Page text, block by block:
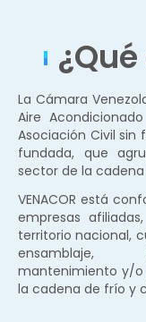
¿Qué
La Cámara
Aire
Asociación Civil sin
fundada, que
sector de la
VENACOR está
empresas
territorio nacional,
ensamblaje,
mantenimiento y/o
la cadena de frío y